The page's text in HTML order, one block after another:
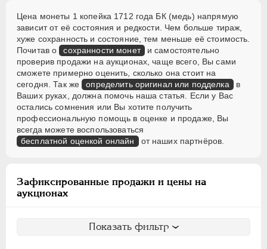
Цена монеты 1 копейка 1712 года БК (медь) напрямую
зависит от её состояния и редкости. Чем больше тираж,
хуже сохранность и состояние, тем меньше её стоимость.
Почитав о сохранности монет и самостоятельно
проверив продажи на аукционах, чаще всего, Вы сами
сможете примерно оценить, сколько она стоит на
сегодня. Так же определить оригинал или подделка в
Ваших руках, должна помочь наша статья. Если у Вас
остались сомнения или Вы хотите получить
профессиональную помощь в оценке и продаже, Вы
всегда можете воспользоваться
бесплатной оценкой онлайн от наших партнёров.
Зафиксированные продажи и цены на
аукционах
Показать фильтр